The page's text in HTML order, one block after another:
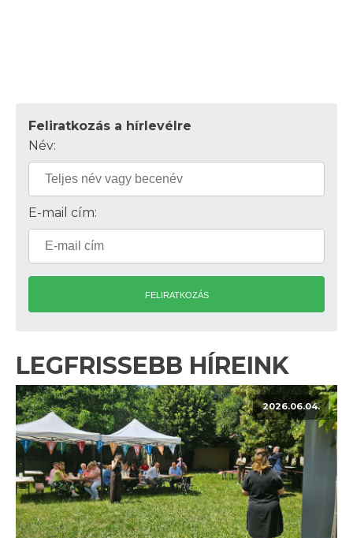
Feliratkozás a hírlevélre
Név:
E-mail cím:
FELIRATKOZÁS
LEGFRISSEBB HÍREINK
2026.06.04.